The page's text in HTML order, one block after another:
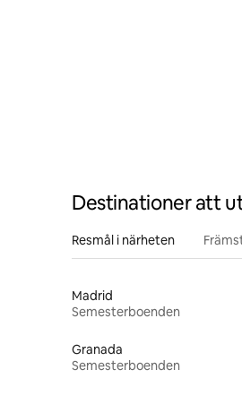
Destinationer att
Resmål i närheten
Madrid
Semesterboenden
Granada
Semesterboenden